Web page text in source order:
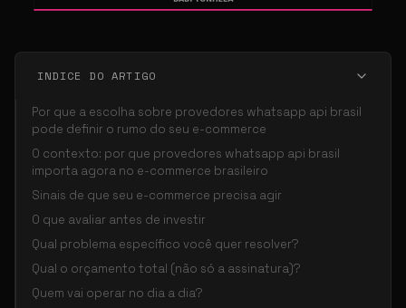
INDICE DO ARTIGO
Por que a escolha sobre provedores whatsapp api brasil
pode definir o rumo do seu e-commerce
O contexto: por que provedores whatsapp api brasil
importa agora no e-commerce brasileiro
Sinais de que seu e-commerce precisa agir
O que avaliar antes de investir
Qual problema específico você quer resolver?
Qual o orçamento total (não só a assinatura)?
Quem vai operar no dia a dia?